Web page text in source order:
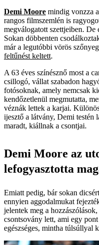
Demi Moore mindig vonzza
rangos filmszemlén is
megválogatott szettjeiben. De
Sokan döbbenten
már a legutóbbi vörös
feltűnést keltett.
A 63 éves színésznő most a
csillogó, vállat szabadon
fotósoknak, amely nemcsak
kendőzetlenül megmutatta,
véznák lettek a karjai.
ijesztő a látvány, Demi testén
maradt, kiállnak a csontjai.
Demi Moore az
lefogyasztotta
Emiatt pedig, bár sokan
ennyien aggodalmukat
jelentek meg a
csontsovány lett, ami egy
egészséges, mintha túlsúllyal